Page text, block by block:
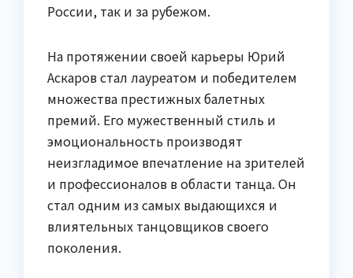
России, так и за рубежом.
На протяжении своей карьеры Юрий
Аскаров стал лауреатом и победителем
множества престижных балетных
премий. Его мужественный стиль и
эмоциональность производят
неизгладимое впечатление на зрителей
и профессионалов в области танца. Он
стал одним из самых выдающихся и
влиятельных танцовщиков своего
поколения.